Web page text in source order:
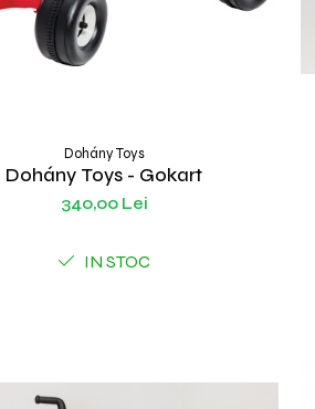
Dohány Toys
Dohány Toys - Gokart
340,00 Lei
IN STOC